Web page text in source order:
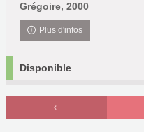
Grégoire, 2000
Plus d'infos
Disponible